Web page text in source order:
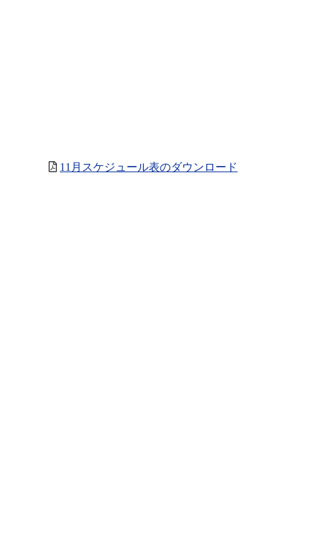
11月スケジュール表のダウンロード